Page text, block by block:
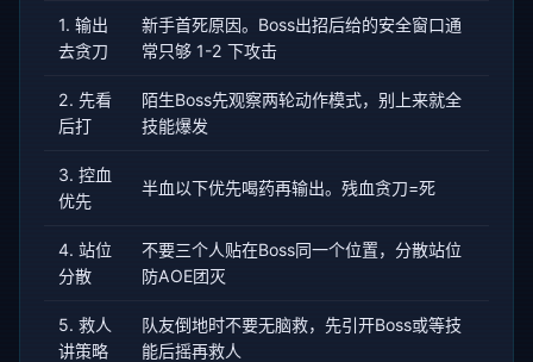
1. 输出
去贪刀
新手首死原因。Boss出招后给的安全窗口通
常只够 1-2 下攻击
2. 先看
后打
陌生Boss先观察两轮动作模式，别上来就全
技能爆发
3. 控血
优先
半血以下优先喝药再输出。残血贪刀=死
4. 站位
分散
不要三个人贴在Boss同一个位置，分散站位
防AOE团灭
5. 救人
讲策略
队友倒地时不要无脑救，先引开Boss或等技
能后摇再救人